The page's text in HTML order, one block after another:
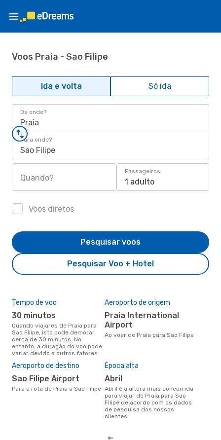
Voos Praia - Sao Filipe
Ida e volta Só ida
De onde?
Praia
Para onde?
Sao Filipe
Quando?
Passageiros
1 adulto
Voos diretos
Pesquisar Voo + Hotel
Pesquisar voos
Tempo de voo
30 minutos
Quando viajares de Praia para
Sao Filipe, isto pode demorar
cerca de 30 minutos. No
entanto, a duração do voo pode
variar devido a outros fatores
Aeroporto de origem
Praia International
Airport
Ao voar de Praia para Sao Filipe
Aeroporto de destino
Sao Filipe Airport
Para a rota de Praia a Sao Filipe
Época alta
abril
abril é a altura mais concorrida
para viajar de Praia para Sao
Filipe de acordo com os dados
de pesquisa dos nossos
clientes